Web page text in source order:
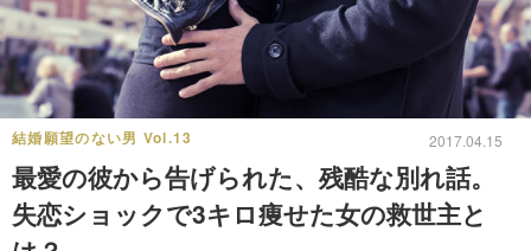
結婚願望のない男 Vol.13 2017.04.15
最愛の彼から告げられた、残酷な別れ話。
失恋ショックで3キロ痩せた女の救世主と